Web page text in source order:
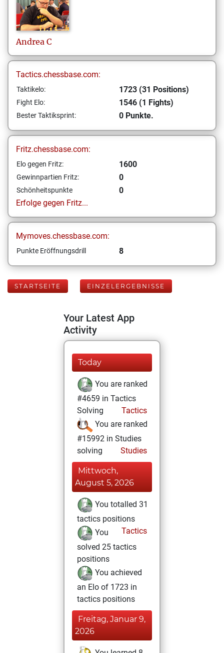
Andrea C
Tactics.chessbase.com:
Taktikelo: 1723 (31 Positions)
Fight Elo: 1546 (1 Fights)
Bester Taktiksprint: 0 Punkte.
Fritz.chessbase.com:
Elo gegen Fritz: 1600
Gewinnpartien Fritz: 0
Schönheitspunkte
0
Erfolge gegen Fritz...
Mymoves.chessbase.com:
Punkte Eröffnungsdrill 8
STARTSEITE EINZELERGEBNISSE
Your Latest App
Activity
Today
You are ranked
#4659 in Tactics
Solving
Tactics
You are ranked
#15992 in Studies
solving
Studies
Mittwoch,
August 5, 2026
You totalled 31
tactics positions
Tactics
You
solved 25 tactics
positions
You achieved
an Elo of 1723 in
tactics positions
Freitag, Januar 9,
2026